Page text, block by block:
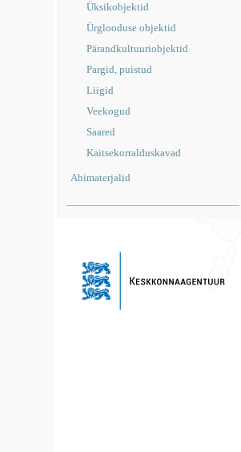
Üksikobjektid
Ürglooduse objektid
Pärandkultuuriobjektid
Pargid, puistud
Liigid
Veekogud
Saared
Kaitsekorralduskavad
Abimaterjalid